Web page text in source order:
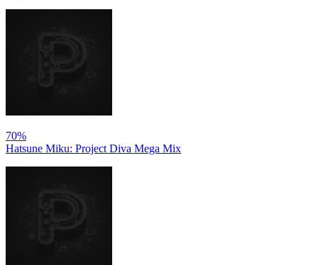
70%
Hatsune Miku: Project Diva Mega Mix